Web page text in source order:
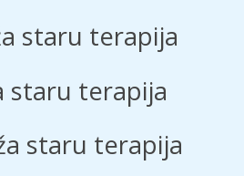
staru terapija
staru terapija
staru terapija